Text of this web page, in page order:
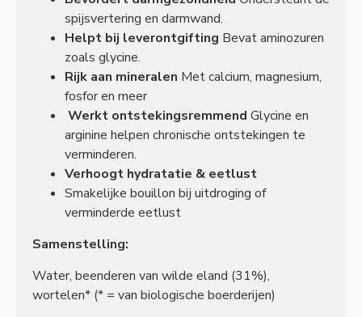
spijsvertering en darmwand.
Helpt bij leverontgifting Bevat aminozuren
zoals glycine.
Rijk aan mineralen Met calcium, magnesium,
fosfor en meer
Werkt ontstekingsremmend Glycine en
arginine helpen chronische ontstekingen te
verminderen.
Verhoogt hydratatie & eetlust
Smakelijke bouillon bij uitdroging of
verminderde eetlust
Samenstelling:
Water, beenderen van wilde eland (31%),
wortelen* (* = van biologische boerderijen)